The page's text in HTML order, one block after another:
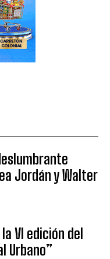
Jordán y Walter
VI edición del
Urbano”